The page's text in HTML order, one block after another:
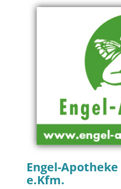
Engel-
e.Kfm.